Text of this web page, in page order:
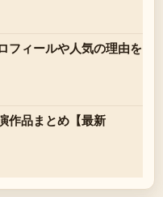
フィールや人気の理由を
作品まとめ【最新